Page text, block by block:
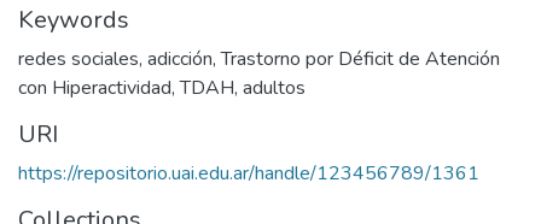
Keywords
redes sociales, adicción, Trastorno por Déficit de Atención
con Hiperactividad, TDAH, adultos
URI
https://repositorio.uai.edu.ar/handle/123456789/1361